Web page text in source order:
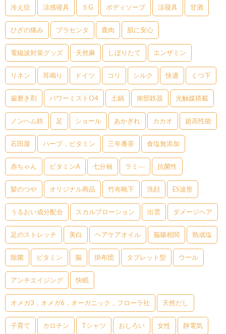
冷え症 涼感寝具 ５G ボディソープ 涼寝具 甘酒
ひざの痛み プラセンタ 鹿肉 肌に安心
電磁波対策グッズ 天然麻 しぼりたて エンザミン
リネン 耳鳴り ドイツ コリ シルク 快適 くつ下
歯磨き剤 パワーミストO4 土鍋 南部鉄器 光触媒搭載
ノンヘム鉄 足 ショール あかぎれ カカオ 超高性能
石田屋 ハーブ，ビタミン 三年番茶 食塩無添加
赤ちゃん ビタミンA 七分袖 ラミ― 抗菌性
髪のつや オリジナル商品 竹布靴下 洗顔 ES波形
うるおい成分配合 スカルプローション 出雲 ダメージヘア
足のストレッチ 美白 ヘアケアオイル 脳腸相関 熟成塩
除菌 ビタミン 脳 掛布団 タブレット型 ウール
アンチエイジング 快眠
オメガ3，オメガ6，オーガニック，フローラ社 天然だし
子育て カロチン Tシャツ おしろい 女性 静電気